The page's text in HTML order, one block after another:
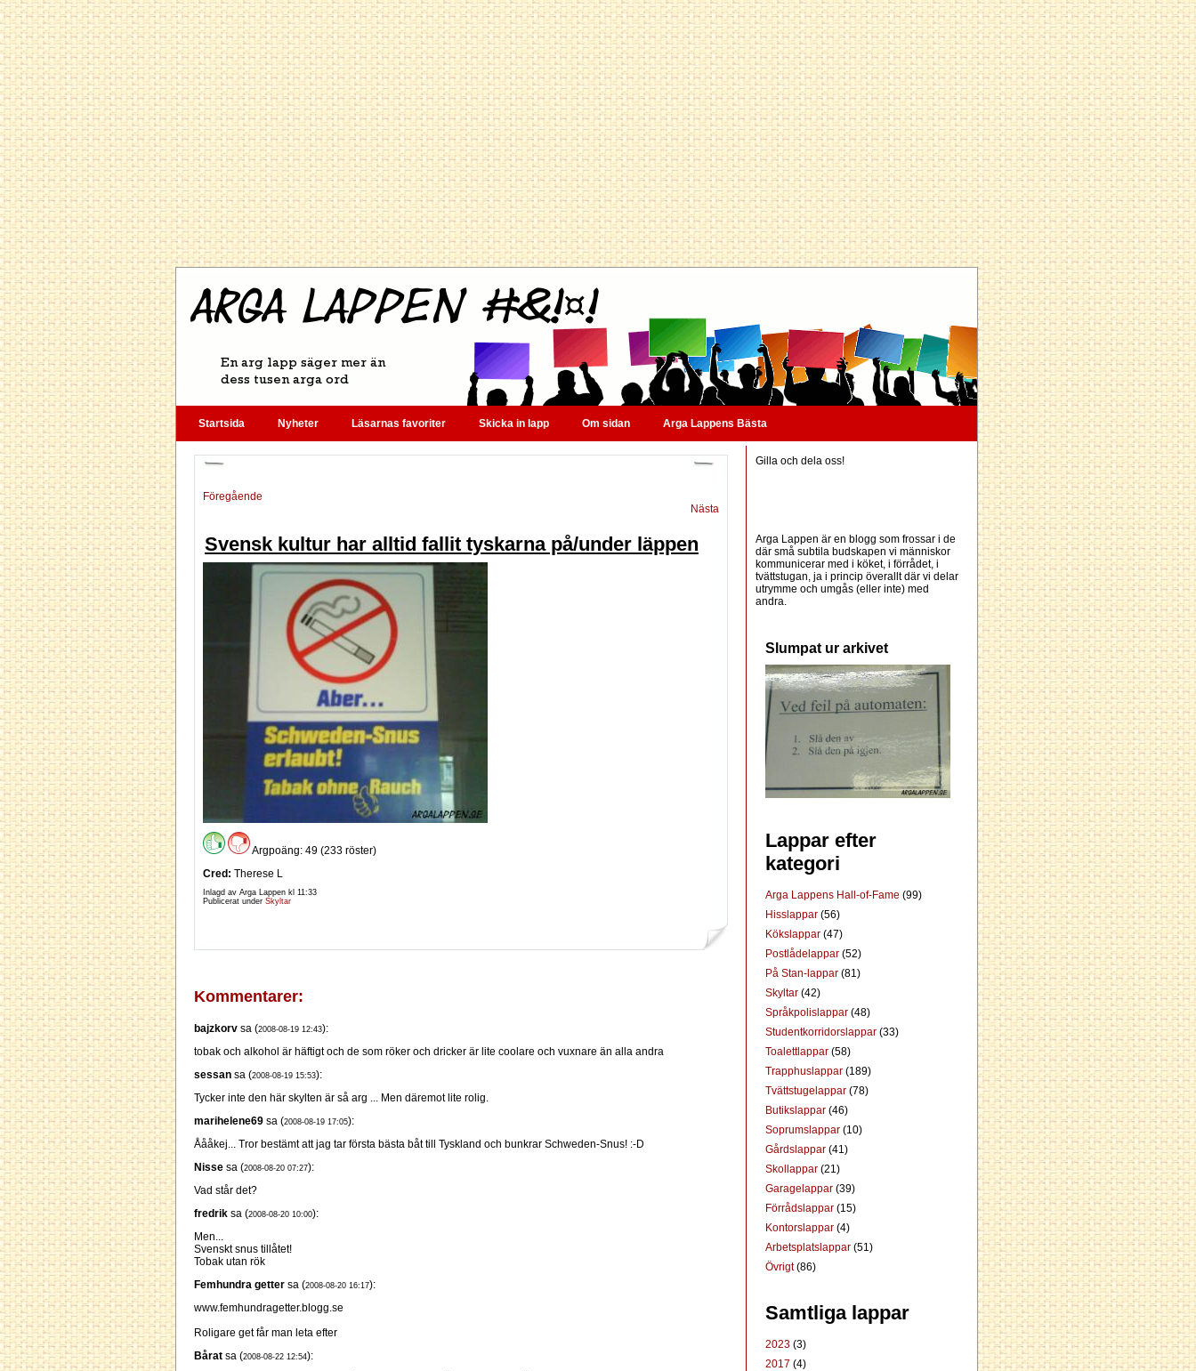
Startsida Nyheter Läsarnas favoriter Skicka in lapp Om sidan Arga Lappens Bästa
Föregående
Nästa
Svensk kultur har alltid fallit tyskarna på/under läppen
Argpoäng: 49 (233 röster)
Cred: Therese L
Inlagd av Arga Lappen kl 11:33
Publicerat under Skyltar
Kommentarer:
bajzkorv sa (2008-08-19 12:43):
tobak och alkohol är häftigt och de som röker och dricker är lite coolare och vuxnare än alla andra
sessan sa (2008-08-19 15:53):
Tycker inte den här skylten är så arg ... Men däremot lite rolig.
marihelene69 sa (2008-08-19 17:05):
Åååkej... Tror bestämt att jag tar första bästa båt till Tyskland och bunkrar Schweden-Snus! :-D
Nisse sa (2008-08-20 07:27):
Vad står det?
fredrik sa (2008-08-20 10:00):
Men...
Svenskt snus tillåtet!
Tobak utan rök
Femhundra getter sa (2008-08-20 16:17):
www.femhundragetter.blogg.se
Roligare get får man leta efter
Bårat sa (2008-08-22 12:54):
Gilla och dela oss!
Arga Lappen är en blogg som frossar i de
där små subtila budskapen vi människor
kommunicerar med i köket, i förrådet, i
tvättstugan, ja i princip överallt där vi delar
utrymme och umgås (eller inte) med
andra.
Slumpat ur arkivet
Lappar efter
kategori
Arga Lappens Hall-of-Fame (99)
Hisslappar (56)
Kökslappar (47)
Postlådelappar (52)
På Stan-lappar (81)
Skyltar (42)
Språkpolislappar (48)
Studentkorridorslappar (33)
Toalettlappar (58)
Trapphuslappar (189)
Tvättstugelappar (78)
Butikslappar (46)
Soprumslappar (10)
Gårdslappar (41)
Skollappar (21)
Garagelappar (39)
Förrådslappar (15)
Kontorslappar (4)
Arbetsplatslappar (51)
Övrigt(86)
Samtliga lappar
2023 (3)
2017 (4)